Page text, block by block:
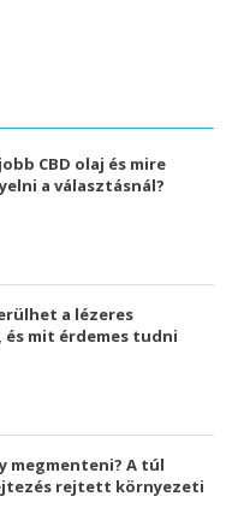
CBD olaj és mire
a választásnál?
a lézeres
mit érdemes tudni
megmenteni? A túl
rejtett környezeti